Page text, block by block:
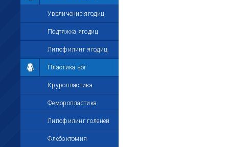
Увеличение ягодиц
Подтяжка ягодиц
Липофилинг ягодиц
Пластика ног
Круропластика
Феморопластика
Липофилинг голеней
Флебэктомия